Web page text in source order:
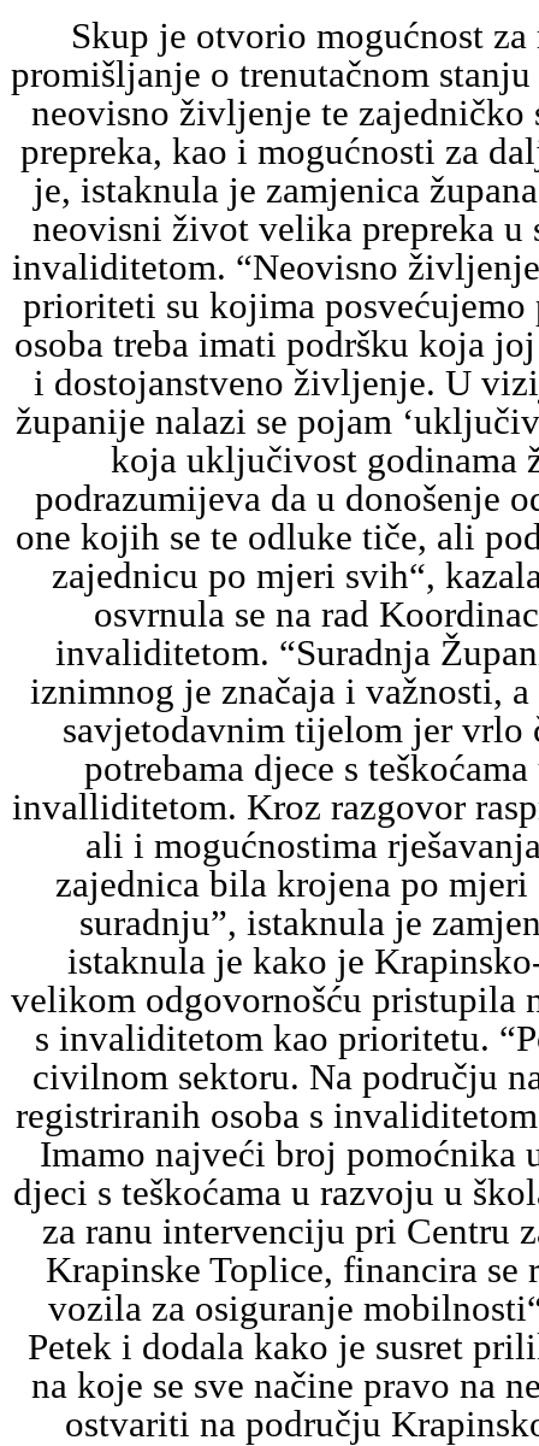
Skup je otvorio mogućnost
promišljanje o trenutačnom
neovisno življenje te zajedničko
prepreka, kao i mogućnosti za
je, istaknula je zamjenica
neovisni život velika prepreka u
invaliditetom. “Neovisno
prioriteti su kojima posvećujemo
osoba treba imati podršku koja
i dostojanstveno življenje. U
županije nalazi se pojam
koja uključivost godinama
podrazumijeva da u donošenje
one kojih se te odluke tiče, ali
zajednicu po mjeri svih“,
osvrnula se na rad
invaliditetom. “Suradnja
iznimnog je značaja i važnosti,
savjetodavnim tijelom jer vrlo
potrebama djece s
invalliditetom. Kroz razgovor
ali i mogućnostima
zajednica bila krojena po mjeri
suradnju”, istaknula je
istaknula je kako je
velikom odgovornošću pristupila
s invaliditetom kao prioritetu.
civilnom sektoru. Na području
registriranih osoba s
Imamo najveći broj pomoćnika
djeci s teškoćama u razvoju u
za ranu intervenciju pri Centru
Krapinske Toplice, financira se
vozila za osiguranje
Petek i dodala kako je susret
na koje se sve načine pravo na
ostvariti na području